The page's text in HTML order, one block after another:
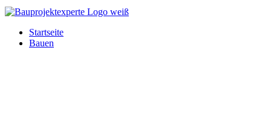
Startseite
Bauen